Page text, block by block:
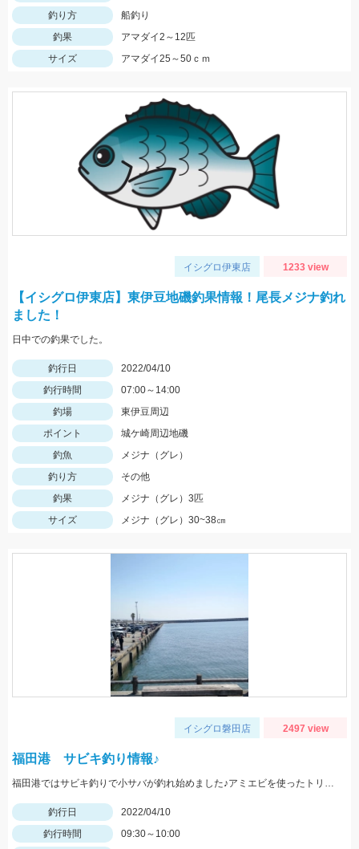
釣り方
船釣り
釣果
アマダイ2～12匹
サイズ
アマダイ25～50ｃｍ
イシグロ伊東店 1233 view
【イシグロ伊東店】東伊豆地磯釣果情報！尾長メジナ釣れ
ました！
日中での釣果でした。
釣行日
2022/04/10
釣行時間
07:00～14:00
釣場
東伊豆周辺
ポイント
城ケ崎周辺地磯
釣魚
メジナ（グレ）
釣り方
その他
釣果
メジナ（グレ）3匹
サイズ
メジナ（グレ）30~38㎝
イシグロ磐田店 2497 view
福田港 サビキ釣り情報♪
福田港ではサビキ釣りで小サバが釣れ始めました♪アミエビを使ったトリック釣り、釣れていた方で２０匹程の釣果でした。
釣行日
2022/04/10
釣行時間
09:30～10:00